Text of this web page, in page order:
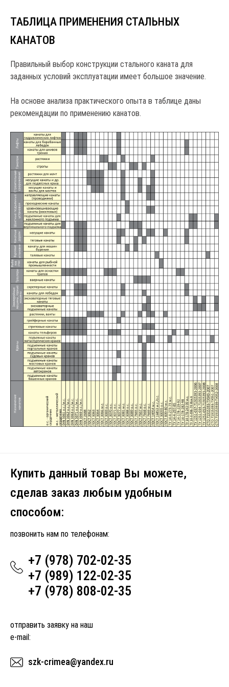
ТАБЛИЦА ПРИМЕНЕНИЯ СТАЛЬНЫХ
КАНАТОВ
Правильный выбор конструкции стального каната для
заданных условий эксплуатации имеет большое значение.
На основе анализа практического опыта в таблице даны
рекомендации по применению канатов.
Купить данный товар Вы можете,
сделав заказ любым удобным
способом:
позвонить нам по телефонам:
+7 (978) 702-02-35
+7 (989) 122-02-35
+7 (978) 808-02-35
отправить заявку на наш
e-mail:
szk-crimea@yandex.ru